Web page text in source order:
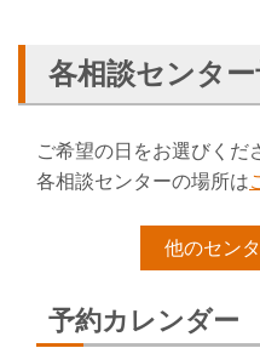
各相談センタ
ご希望の日をお選びくだ
各相談センターの場所は
他のセン
予約カレンダー